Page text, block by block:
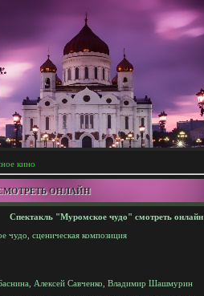
кино
ОНЛАЙН
Спектакль "Муромское чудо" смотреть онлайн
чудо, сценическая композиция
Алексей Савченко, Владимир Шашмурин